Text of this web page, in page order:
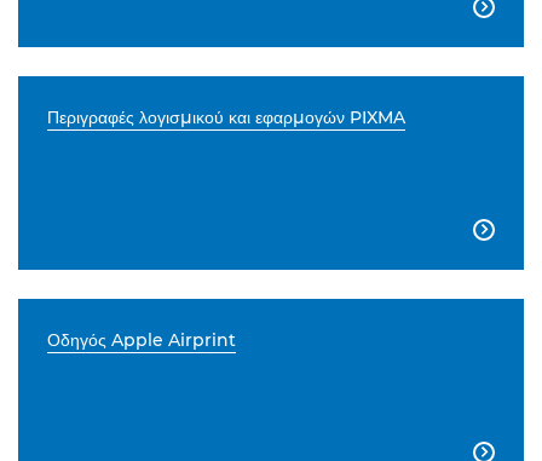

Περιγραφές λογισμικού και εφαρμογών PIXMA

Οδηγός Apple Airprint
